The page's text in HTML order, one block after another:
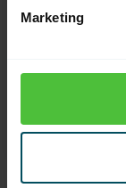
Marketing
MARANTEC
handheld
121,95